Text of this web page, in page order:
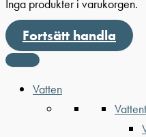
Inga produkter i varukorgen.
Fortsätt handla
Vatten